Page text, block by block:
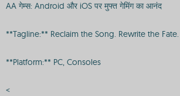
AA गेम्स: Android और iOS पर मुफ्त गेमिंग का आनंद
**Tagline:** Reclaim the Song. Rewrite the Fate.
**Platform:** PC, Consoles
<